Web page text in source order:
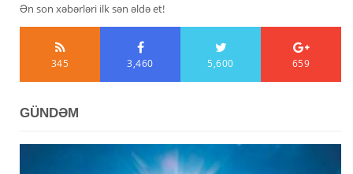
Ən son xəbərləri ilk sən əldə et!
345 3,460 5,600 659
GÜNDƏM